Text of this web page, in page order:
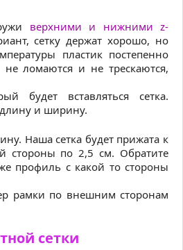
верхними и нижними z-
сетку держат хорошо, но
пластик постепенно
ломаются и не трескаются,
будет вставляться сетка.
и ширину.
Наша сетка будет прижата к
стороны по 2,5 см. Обратите
профиль с какой то стороны
рамки по внешним сторонам
сетки